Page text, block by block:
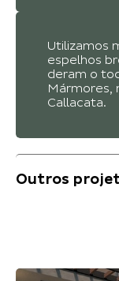
Utilizamos
espelhos
deram o
Mármores,
Callacata.
Outros